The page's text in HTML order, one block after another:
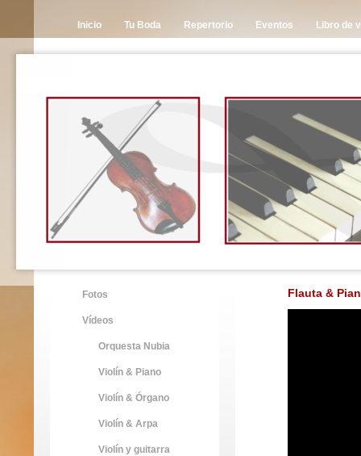
Inicio Tu Boda Repertorio Eventos Libro de
Fotos
Vídeos
Orquesta Nubia
Violín & Piano
Violín & Órgano
Violín & Arpa
Violín y guitarra
Flauta &